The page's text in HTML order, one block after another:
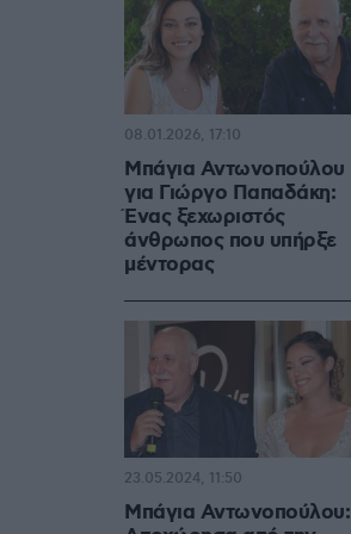
Μπάγια Αντωνοπούλου
για Γιώργο Παπαδάκη:
Ένας ξεχωριστός
άνθρωπος που υπήρξε
μέντορας
08.01.2026, 17:10
Μπάγια Αντωνοπούλου:
23.05.2024, 11:50